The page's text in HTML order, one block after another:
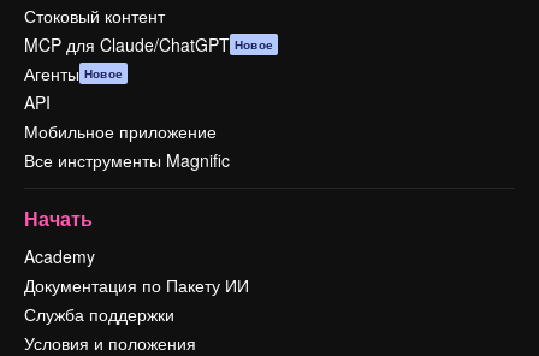
Стоковый контент
MCP для Claude/ChatGPT Новое
Агенты Новое
API
Мобильное приложение
Все инструменты Magnific
Начать
Academy
Документация по Пакету ИИ
Служба поддержки
Условия и положения